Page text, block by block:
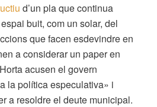
d’un pla que continua
buit, com un solar, del
que facen esdevindre en
a considerar un paper en
acusen el govern
la política especulativa» i
a resoldre el deute municipal.